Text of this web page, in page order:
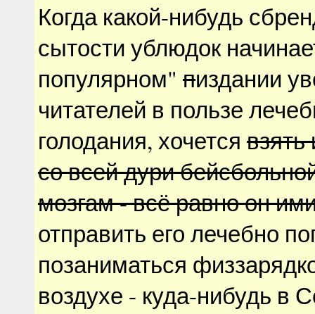
Когда какой-нибудь
сытости ублюдок
популярном" пиздании
читателей в пользе
голодания, хочется взять
со всей дури
мозгам - всё равно он
отправить его лечебно
позаниматься
воздухе - куда-нибудь в